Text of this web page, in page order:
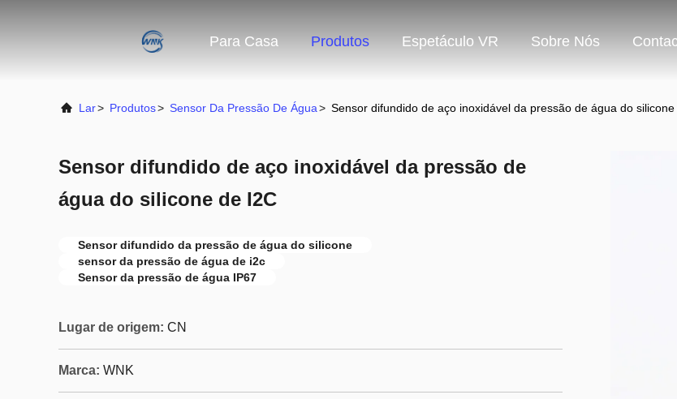
Para Casa Produtos Espetáculo VR Sobre Nós
Lar> Produtos> Sensor Da Pressão De Água> Sensor difundido de aço inoxidável da pressão de água do
Sensor difundido de aço inoxidável da pressão de
água do silicone de I2C
Sensor difundido da pressão de água do silicone
sensor da pressão de água de i2c
Sensor da pressão de água IP67
Lugar de origem: CN
Marca: WNK